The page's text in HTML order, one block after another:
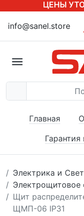
ЦЕНЫ
info@sanel.store
Главная
Гарантия
Электрика и Свет
Электрощитовое
Щит
ЩМП-06 IP31